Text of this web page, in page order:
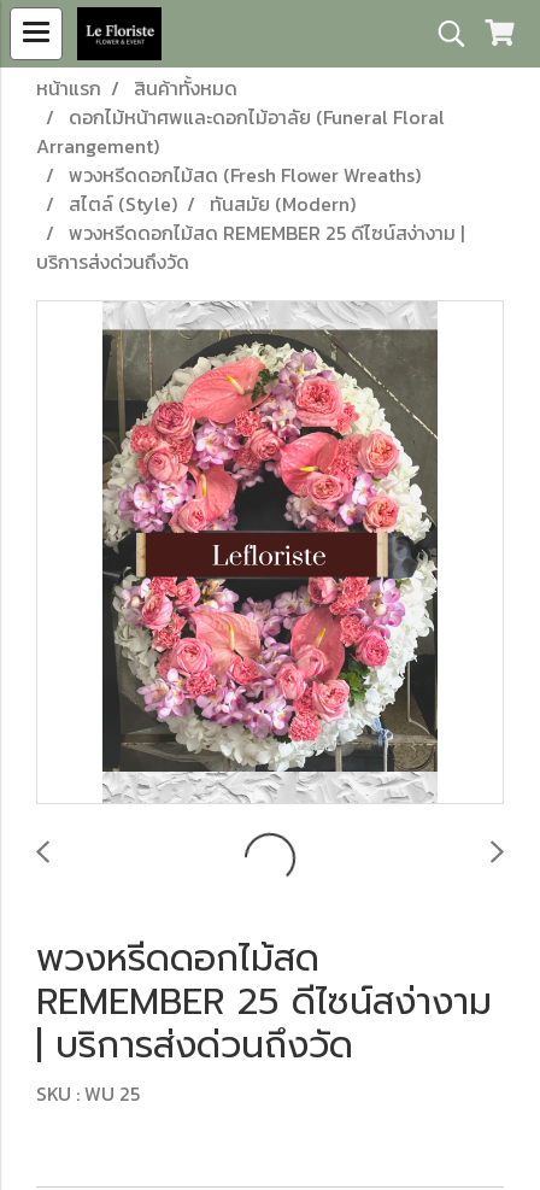
หน้าแรก
สินค้าทั้งหมด
ดอกไม้หน้าศพและดอกไม้อาลัย (Funeral Floral
Arrangement)
พวงหรีดดอกไม้สด (Fresh Flower Wreaths)
สไตล์ (Style)
ทันสมัย (Modern)
พวงหรีดดอกไม้สด REMEMBER 25 ดีไซน์สง่างาม |
บริการส่งด่วนถึงวัด
พวงหรีดดอกไม้สด
REMEMBER 25 ดีไซน์สง่างาม
| บริการส่งด่วนถึงวัด
SKU : WU 25